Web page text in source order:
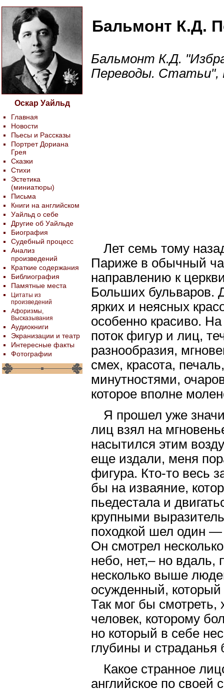
Оскар Уайльд
Главная
Новости
Пьесы и Рассказы
Портрет Дориана
Грея
Сказки
Стихи
Эстетика
(миниатюры)
Письма
Книги на английском
Уайльд о себе
Другие об Уайльде
Биография
Судебный процесс
Анализ
произведений
Краткие содержания
Библиография
Памятные места
Цитаты из
произведений
Афоризмы,
Высказывания
Аудиокниги
Экранизации и театр
Интересные факты
Фотографии
Бальмонт К.Д.
Бальмонт К.Д.
Переводы. Статьи",
Лет семь тому
Париже в обычный
направлению к
Больших бульваров.
ярких и неясных
особенно красиво.
поток фигур и лиц,
разнообразия,
смех, красота,
минутностями,
которое вполне
Я прошел уже
лиц взял на
насытился этим
еще издали, меня
фигура. Кто-то весь
бы на изваяние,
пьедестала и
крупными
походкой шел один —
Он смотрел
небо, нет,– но вдаль,
несколько выше
осужденный, который
Так мог бы смотреть,
человек, которому
но который в себе
глубины и страданья
Какое странное
английское по своей